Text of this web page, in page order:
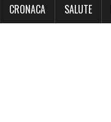
CRONACA SALUTE